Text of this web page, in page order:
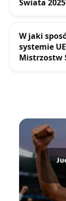
Świata
W jaki
systemie
Mistrzostw